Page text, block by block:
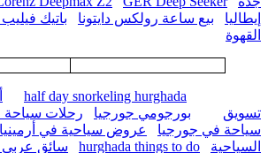
إيطاليا
بيع ساعة رولكس دايتونا باتيك
القهوة
half day snorkeling hurghada
تسويق
بورجومي جورجيا رحلات سياحة
سياحة في جورجيا
عروض سياحية في أرمينيا
السياحية
hurghada things to do سائق عربي